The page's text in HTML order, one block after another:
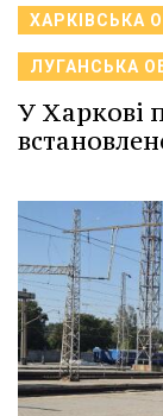
ХАРКІВСЬКА
ЛУГАНСЬКА
У Харкові